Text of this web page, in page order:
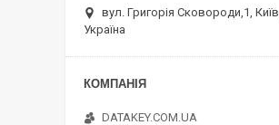
вул. Григорія Сковороди,1, Київ,
Україна
DATAKEY.COM.UA